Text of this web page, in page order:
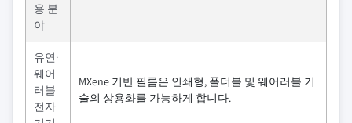
용 분
야
유연·
웨어
러블
전자
MXene 기반 필름은 인쇄형, 폴더블 및 웨어러블 기
술의 상용화를 가능하게 합니다.